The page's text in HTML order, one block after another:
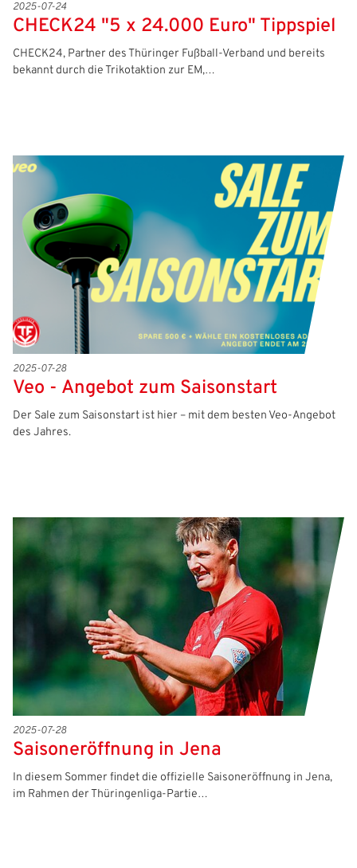
2025-07-24
CHECK24 "5 x 24.000 Euro" Tippspiel
CHECK24, Partner des Thüringer Fußball-Verband und bereits
bekannt durch die Trikotaktion zur EM,…
2025-07-28
Veo - Angebot zum Saisonstart
Der Sale zum Saisonstart ist hier – mit dem besten Veo-Angebot
des Jahres.
2025-07-28
Saisoneröffnung in Jena
In diesem Sommer findet die offizielle Saisoneröffnung in Jena,
im Rahmen der Thüringenliga-Partie…